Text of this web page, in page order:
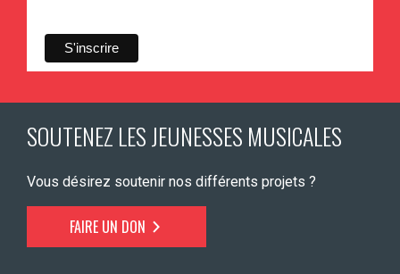
SOUTENEZ LES JEUNESSES MUSICALES
Vous désirez soutenir nos différents projets ?
FAIRE UN DON